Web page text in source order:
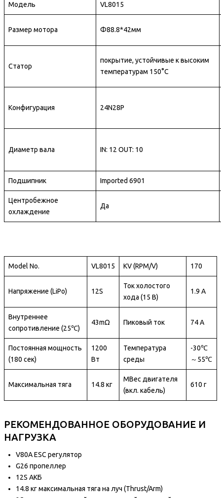
Модель VL8015
Размер мотора Φ88.8*42мм
Статор
покрытие, устойчивые к высоким
температурам 150°C
Конфигурация 24N28P
Диаметр вала IN: 12 OUT: 10
Подшипник Imported 6901
Центробежное
охлаждение
Да
Model No. VL8015 KV (RPM/V) 170
Напряжение (LiPo) 12S
Ток холостого
хода (15 В)
1.9 А
Внутреннее
сопротивление (25℃)
43mΩ Пиковый ток 74 А
Постоянная мощность
(180 сек)
1200
Вт
Температура
среды
-30℃
～55℃
Максимальная тяга 14.8 кг
MВес двигателя
(вкл. кабель)
610 г
РЕКОМЕНДОВАННОЕ ОБОРУДОВАНИЕ И
НАГРУЗКА
V80A ESC регулятор
G26 пропеллер
12S АКБ
14.8 кг максимальная тяга на луч (Thrust/Arm)